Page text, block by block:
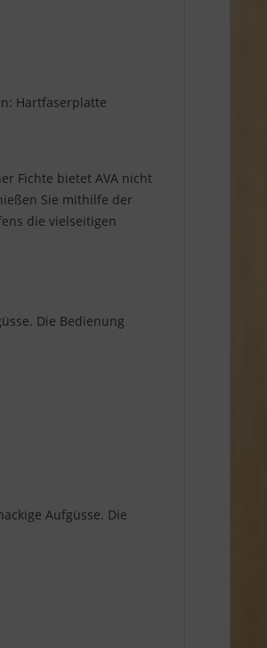
Hartfaserplatte
Fichte bietet AVA nicht
Sie mithilfe der
die vielseitigen
Die Bedienung
Aufgüsse. Die